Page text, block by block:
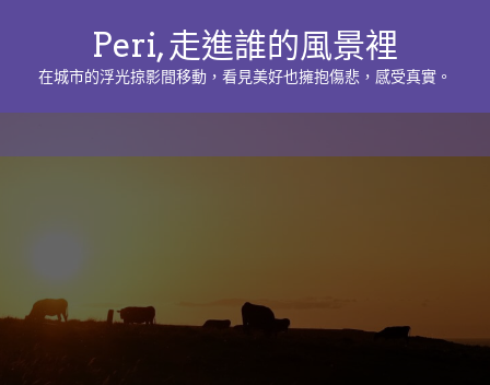
Peri, 走進誰的風景裡
在城市的浮光掠影間移動，看見美好也擁抱傷悲，感受真實。